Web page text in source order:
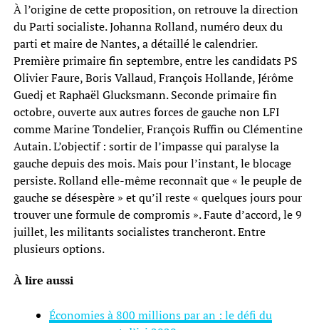
À l’origine de cette proposition, on retrouve la direction
du Parti socialiste. Johanna Rolland, numéro deux du
parti et maire de Nantes, a détaillé le calendrier.
Première primaire fin septembre, entre les candidats PS
Olivier Faure, Boris Vallaud, François Hollande, Jérôme
Guedj et Raphaël Glucksmann. Seconde primaire fin
octobre, ouverte aux autres forces de gauche non LFI
comme Marine Tondelier, François Ruffin ou Clémentine
Autain. L’objectif : sortir de l’impasse qui paralyse la
gauche depuis des mois. Mais pour l’instant, le blocage
persiste. Rolland elle-même reconnaît que « le peuple de
gauche se désespère » et qu’il reste « quelques jours pour
trouver une formule de compromis ». Faute d’accord, le 9
juillet, les militants socialistes trancheront. Entre
plusieurs options.
À lire aussi
Économies à 800 millions par an : le défi du